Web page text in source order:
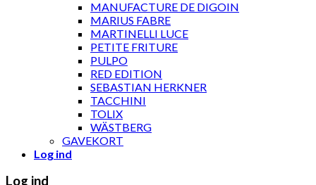
MANUFACTURE DE DIGOIN
MARIUS FABRE
MARTINELLI LUCE
PETITE FRITURE
PULPO
RED EDITION
SEBASTIAN HERKNER
TACCHINI
TOLIX
WÄSTBERG
GAVEKORT
Log ind
Log ind